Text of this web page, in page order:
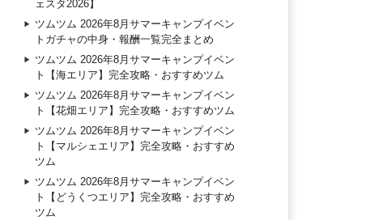
ェスタ2026】
ツムツム 2026年8月サマーキャンプイベン
トガチャの中身・報酬一覧完全まとめ
ツムツム 2026年8月サマーキャンプイベン
ト【海エリア】完全攻略・おすすめツム
ツムツム 2026年8月サマーキャンプイベン
ト【花畑エリア】完全攻略・おすすめツム
ツムツム 2026年8月サマーキャンプイベン
ト【マルシェエリア】完全攻略・おすすめ
ツム
ツムツム 2026年8月サマーキャンプイベン
ト【どうくつエリア】完全攻略・おすすめ
ツム